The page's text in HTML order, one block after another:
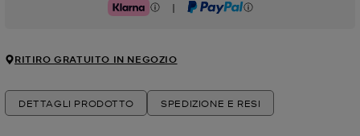
Klarna | PayPal
RITIRO GRATUITO IN NEGOZIO
DETTAGLI PRODOTTO SPEDIZIONE E RESI